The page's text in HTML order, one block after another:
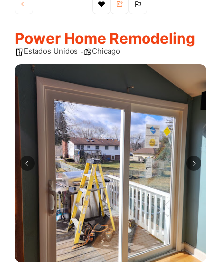
Power Home Remodeling
Estados Unidos Chicago